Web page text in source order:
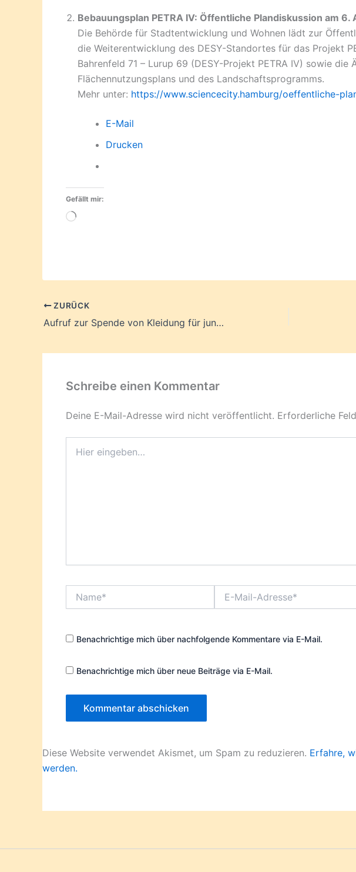
Bebauungsplan PETRA IV: Öffentliche Plandiskussion am 6.
Die Behörde für Stadtentwicklung und Wohnen lädt zur
die Weiterentwicklung des DESY-Standortes für das Projekt
Bahrenfeld 71 – Lurup 69 (DESY-Projekt PETRA IV) sowie die
Flächennutzungsplans und des Landschaftsprogramms.
Mehr unter: https://www.sciencecity.hamburg/oeffentliche-
E-Mail
Drucken
Gefällt mir:
Wird
ZURÜCK
Aufruf zur Spende von Kleidung für junge Menschen
Schreibe einen Kommentar
Deine E-Mail-Adresse wird nicht veröffentlicht. Erforderliche
eingeben…
Mail-
Benachrichtige mich über nachfolgende Kommentare via E-Mail.
Benachrichtige mich über neue Beiträge via E-Mail.
Diese Website verwendet Akismet, um Spam zu reduzieren. Erfahre,
werden.